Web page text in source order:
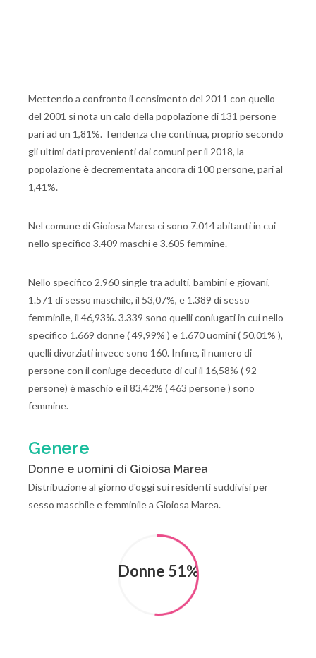
Mettendo a confronto il censimento del 2011 con quello
del 2001 si nota un calo della popolazione di 131 persone
pari ad un 1,81%. Tendenza che continua, proprio secondo
gli ultimi dati provenienti dai comuni per il 2018, la
popolazione è decrementata ancora di 100 persone, pari al
1,41%.
Nel comune di Gioiosa Marea ci sono 7.014 abitanti in cui
nello specifico 3.409 maschi e 3.605 femmine.
Nello specifico 2.960 single tra adulti, bambini e giovani,
1.571 di sesso maschile, il 53,07%, e 1.389 di sesso
femminile, il 46,93%. 3.339 sono quelli coniugati in cui nello
specifico 1.669 donne ( 49,99% ) e 1.670 uomini ( 50,01% ),
quelli divorziati invece sono 160. Infine, il numero di
persone con il coniuge deceduto di cui il 16,58% ( 92
persone) è maschio e il 83,42% ( 463 persone ) sono
femmine.
Genere
Donne e uomini di Gioiosa Marea
Distribuzione al giorno d'oggi sui residenti suddivisi per
sesso maschile e femminile a Gioiosa Marea.
Donne 51%